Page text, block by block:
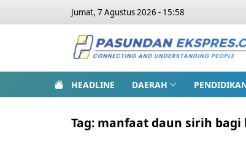
Jumat, 7 Agustus 2026 - 15:58
HEADLINE DAERAH
Tag: manfaat daun sirih bagi